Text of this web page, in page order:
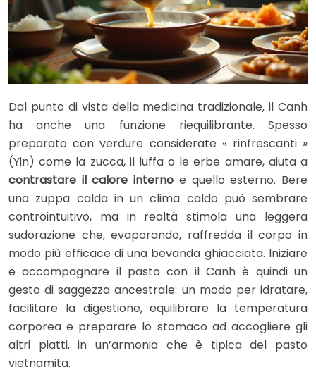
Dal punto di vista della medicina tradizionale, il Canh
ha anche una funzione riequilibrante. Spesso
preparato con verdure considerate « rinfrescanti »
(Yin) come la zucca, il luffa o le erbe amare, aiuta a
contrastare il calore interno e quello esterno. Bere
una zuppa calda in un clima caldo può sembrare
controintuitivo, ma in realtà stimola una leggera
sudorazione che, evaporando, raffredda il corpo in
modo più efficace di una bevanda ghiacciata. Iniziare
e accompagnare il pasto con il Canh è quindi un
gesto di saggezza ancestrale: un modo per idratare,
facilitare la digestione, equilibrare la temperatura
corporea e preparare lo stomaco ad accogliere gli
altri piatti, in un’armonia che è tipica del pasto
vietnamita.